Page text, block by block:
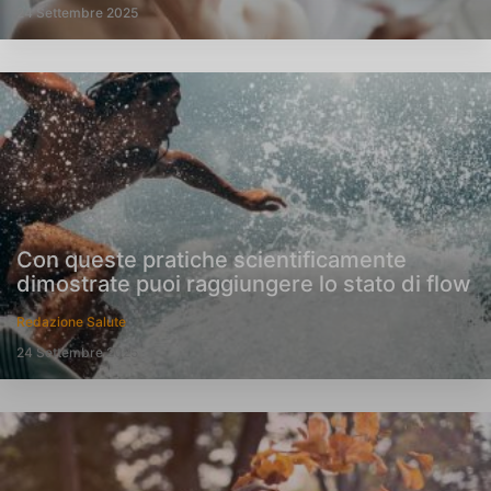
24 Settembre 2025
Con queste pratiche scientificamente
dimostrate puoi raggiungere lo stato di flow
Redazione Salute
24 Settembre 2025